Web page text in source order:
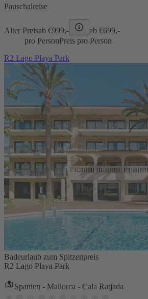
Pauschalreise
Alter Preisab €999,- ab €699,-
pro PersonPreis pro Person
R2 Lago Playa Park
Badeurlaub zum Spitzenpreis
R2 Lago Playa Park
Spanien - Mallorca - Cala Ratjada